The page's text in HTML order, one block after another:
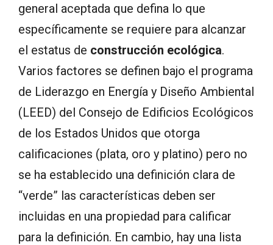
general aceptada que defina lo que
específicamente se requiere para alcanzar
el estatus de construcción ecológica.
Varios factores se definen bajo el programa
de Liderazgo en Energía y Diseño Ambiental
(LEED) del Consejo de Edificios Ecológicos
de los Estados Unidos que otorga
calificaciones (plata, oro y platino) pero no
se ha establecido una definición clara de
“verde” las características deben ser
incluidas en una propiedad para calificar
para la definición. En cambio, hay una lista